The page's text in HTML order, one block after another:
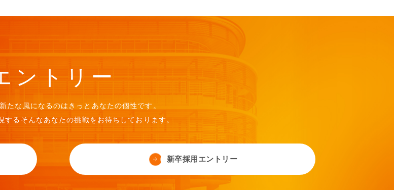
ン ト リ ー
たな風になるのは きっとあなたの個性です。
する そんなあなたの挑戦をお待ちしております。
新卒採用エントリー